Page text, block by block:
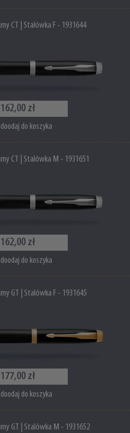
CT | Stalówka F - 1931644
162,00 zł
doodaj do koszyka
CT | Stalówka M - 1931651
162,00 zł
doodaj do koszyka
GT | Stalówka F - 1931645
177,00 zł
doodaj do koszyka
GT | Stalówka M - 1931652